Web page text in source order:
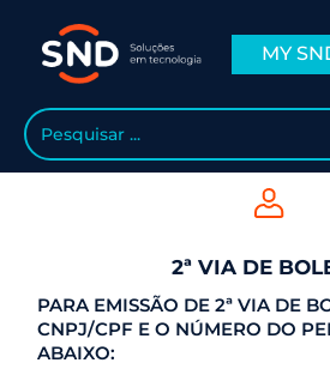
MY
2ª VIA DE
PARA EMISSÃO DE 2ª VIA DE
CNPJ/CPF E O NÚMERO DO
ABAIXO: